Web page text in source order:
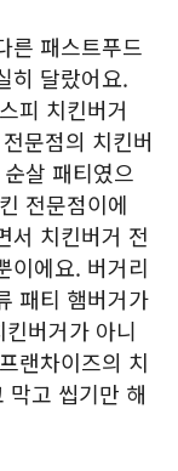
른 패스트푸드
히 달랐어요.
피 치킨버거
문점의 치킨버
살 패티였으
전문점이에
서 치킨버거 전
이에요. 버거리
패티 햄버거가
버거가 아니
랜차이즈의 치
막고 씹기만 해